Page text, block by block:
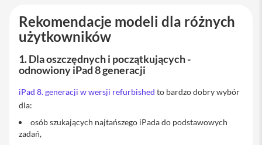
h
o
n
K
b
i
a
d
Rekomendacje modeli dla różnych
użytkowników
1. Dla oszczędnych i początkujących -
odnowiony iPad 8 generacji
iPad 8. generacji w wersji refurbished to bardzo dobry wybór
dla:
osób szukających najtańszego iPada do podstawowych
zadań,